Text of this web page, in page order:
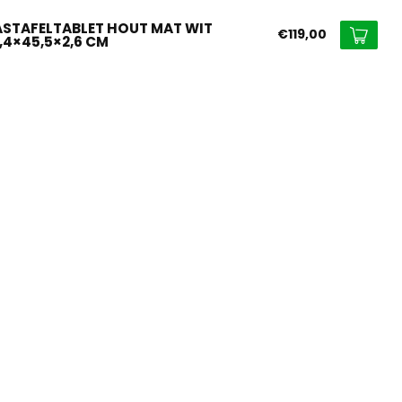
HOUT MAT WIT
CM €119,00